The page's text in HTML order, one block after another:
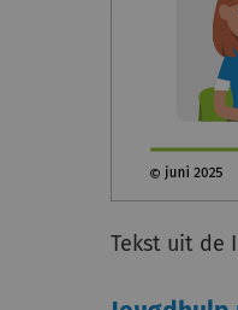
Tekst uit de